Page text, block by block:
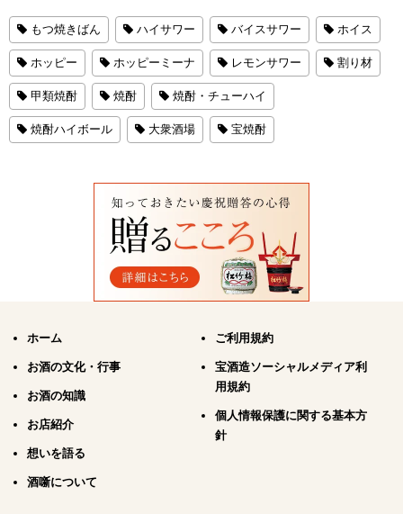
もつ焼きばん ハイサワー バイスサワー ホイス
ホッピー ホッピーミーナ レモンサワー 割り材
甲類焼酎 焼酎 焼酎・チューハイ
焼酎ハイボール 大衆酒場 宝焼酎
ホーム
お酒の文化・行事
お酒の知識
お店紹介
想いを語る
酒噺について
ご利用規約
宝酒造ソーシャルメディア利
用規約
個人情報保護に関する基本方
針